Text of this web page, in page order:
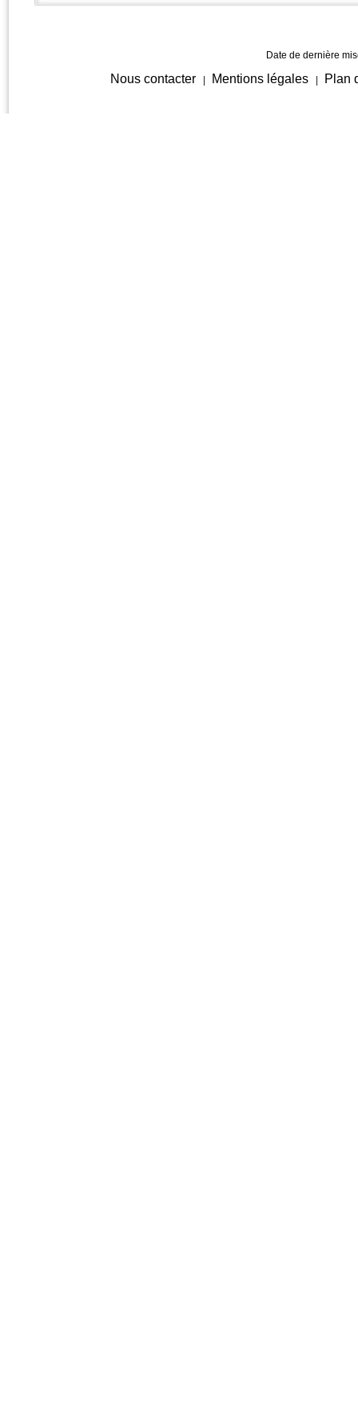
Date de dernière
Nous contacter Mentions légales Plan